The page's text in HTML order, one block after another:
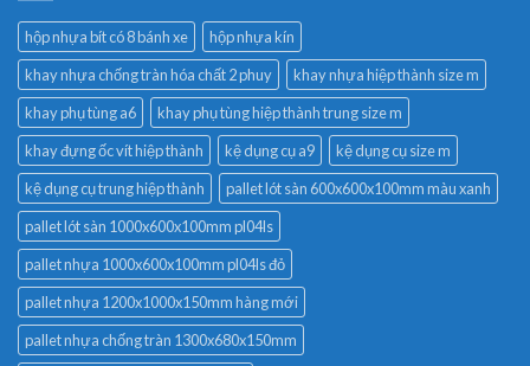
hộp nhựa bít có 8 bánh xe
hộp nhựa kín
khay nhựa chống tràn hóa chất 2 phuy
khay nhựa hiệp thành size m
khay phụ tùng a6
khay phụ tùng hiệp thành trung size m
khay đựng ốc vít hiệp thành
kệ dụng cụ a9
kệ dụng cụ size m
kệ dụng cụ trung hiệp thành
pallet lót sàn 600x600x100mm màu xanh
pallet lót sàn 1000x600x100mm pl04ls
pallet nhựa 1000x600x100mm pl04ls đỏ
pallet nhựa 1200x1000x150mm hàng mới
pallet nhựa chống tràn 1300x680x150mm